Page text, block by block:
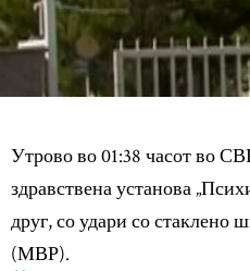
Утрово во 01:38 часот во
здравствена установа
друг, со удари со
(МВР).